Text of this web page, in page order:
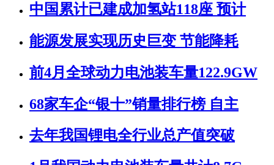
中国累计已建成加氢站118座 预计
能源发展实现历史巨变 节能降耗
前4月全球动力电池装车量122.9GW
68家车企“银十”销量排行榜 自主
去年我国锂电全行业总产值突破